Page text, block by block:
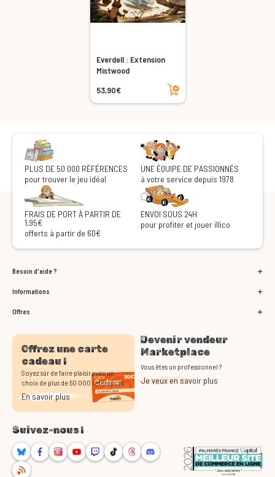
Everdell : Extension
Mistwood
53,90€
Ajouter au panier
PLUS DE 50 000 RÉFÉRENCES
pour trouver le jeu idéal
UNE ÉQUIPE DE PASSIONNÉS
à votre service depuis 1978
FRAIS DE PORT À PARTIR DE
1,95€
offerts à partir de 60€
ENVOI SOUS 24H
pour profiter et jouer illico
Besoin d'aide ?
Informations
Offres
Offrez une carte
cadeau !
Soyez sûr de faire plaisir avec un
choix de plus de 50 000 références
En savoir plus
Devenir vendeur
Marketplace
Vous êtes un professionnel ?
Je veux en savoir plus
Suivez-nous !
BlueskyFacebookInstagram
YoutubeTwitchTikTokThreadsDiscord
RSS